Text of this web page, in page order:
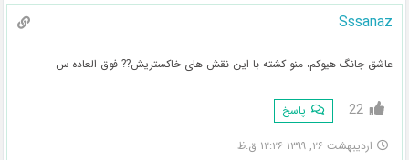
Sssanaz
عاشق جانگ هیوکم، منو کشته با این نقش های خاکستریش?? فوق العاده س
22 پاسخ
اردیبهشت ۲۶, ۱۳۹۹ ۱۲:۲۶ ق.ظ